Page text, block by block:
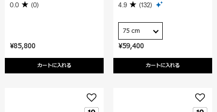
¥85,800
カートに入れる
0.0 (0)
¥59,400
カートに入れる
4.9 (132)
75 cm